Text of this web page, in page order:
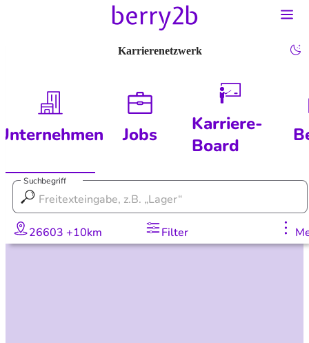
Karrierenetzwerk
Jobs
Karriere-
Board
Suchbegriff
26603 +10km Filter